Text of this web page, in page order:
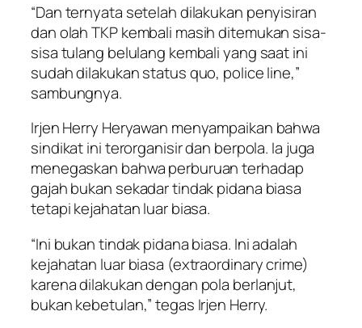
“Dan ternyata setelah dilakukan penyisiran
dan olah TKP kembali masih ditemukan sisa-
sisa tulang belulang kembali yang saat ini
sudah dilakukan status quo, police line,”
sambungnya.
Irjen Herry Heryawan menyampaikan bahwa
sindikat ini terorganisir dan berpola. Ia juga
menegaskan bahwa perburuan terhadap
gajah bukan sekadar tindak pidana biasa
tetapi kejahatan luar biasa.
“Ini bukan tindak pidana biasa. Ini adalah
kejahatan luar biasa (extraordinary crime)
karena dilakukan dengan pola berlanjut,
bukan kebetulan,” tegas Irjen Herry.